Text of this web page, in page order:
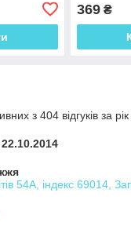
369₴
з 404 відгуків за рік
54А, індекс 69014,